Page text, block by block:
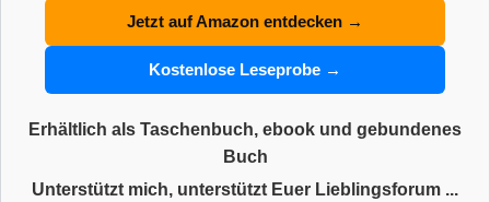
Jetzt auf Amazon entdecken →
Kostenlose Leseprobe →
Erhältlich als Taschenbuch, ebook und gebundenes
Buch
Unterstützt mich, unterstützt Euer Lieblingsforum ...